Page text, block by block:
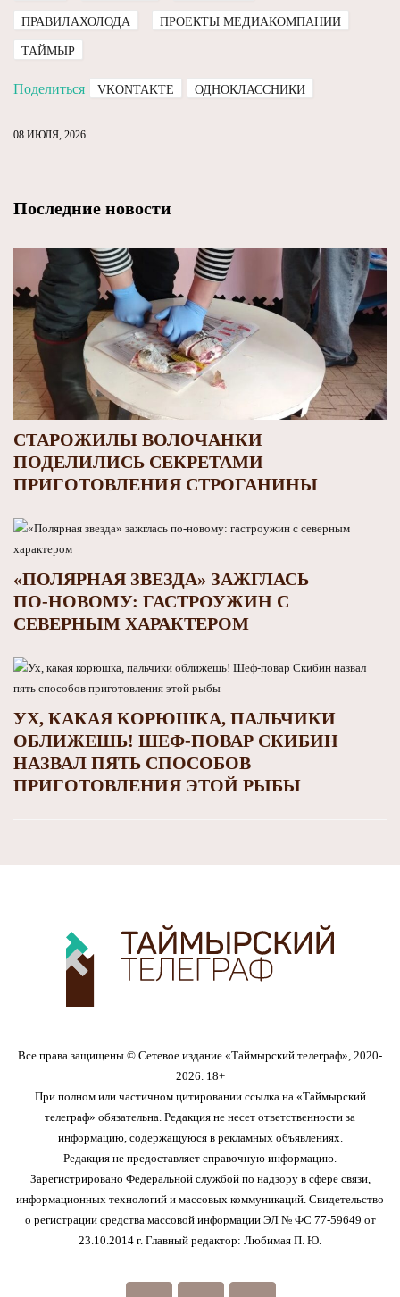
ПРАВИЛАХОЛОДА ПРОЕКТЫ МЕДИАКОМПАНИИ
ТАЙМЫР
Поделиться VKONTAKTE ОДНОКЛАССНИКИ
08 ИЮЛЯ, 2026
Последние новости
СТАРОЖИЛЫ ВОЛОЧАНКИ
ПОДЕЛИЛИСЬ СЕКРЕТАМИ
ПРИГОТОВЛЕНИЯ СТРОГАНИНЫ
«ПОЛЯРНАЯ ЗВЕЗДА» ЗАЖГЛАСЬ
ПО‑НОВОМУ: ГАСТРОУЖИН С
СЕВЕРНЫМ ХАРАКТЕРОМ
УХ, КАКАЯ КОРЮШКА, ПАЛЬЧИКИ
ОБЛИЖЕШЬ! ШЕФ-ПОВАР СКИБИН
НАЗВАЛ ПЯТЬ СПОСОБОВ
ПРИГОТОВЛЕНИЯ ЭТОЙ РЫБЫ
Все права защищены © Сетевое издание «Таймырский телеграф», 2020-
2026. 18+
При полном или частичном цитировании ссылка на «Таймырский
телеграф» обязательна. Редакция не несет ответственности за
информацию, содержащуюся в рекламных объявлениях.
Редакция не предоставляет справочную информацию.
Зарегистрировано Федеральной службой по надзору в сфере связи,
информационных технологий и массовых коммуникаций. Свидетельство
о регистрации средства массовой информации ЭЛ № ФС 77-59649 от
23.10.2014 г. Главный редактор: Любимая П. Ю.